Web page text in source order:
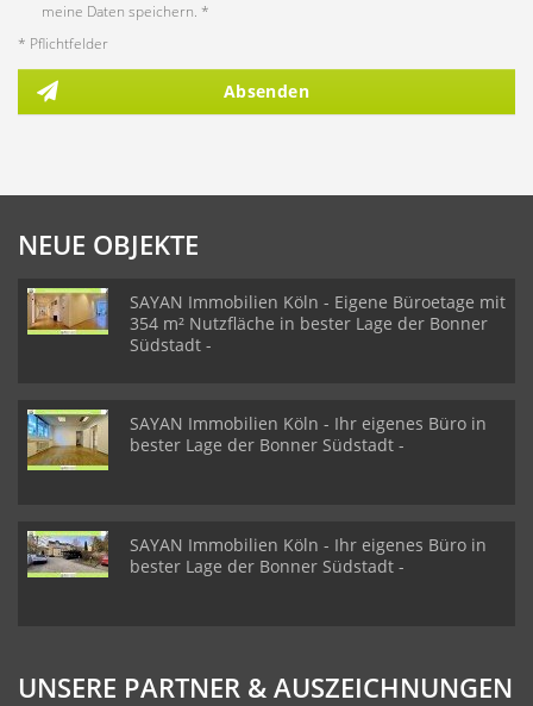
meine Daten speichern. *
* Pflichtfelder
Absenden
NEUE OBJEKTE
SAYAN Immobilien Köln - Eigene Büroetage mit
354 m² Nutzfläche in bester Lage der Bonner
Südstadt -
SAYAN Immobilien Köln - Ihr eigenes Büro in
bester Lage der Bonner Südstadt -
SAYAN Immobilien Köln - Ihr eigenes Büro in
bester Lage der Bonner Südstadt -
UNSERE PARTNER & AUSZEICHNUNGEN